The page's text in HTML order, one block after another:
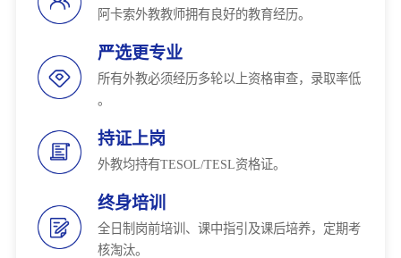
阿卡索外教教师拥有良好的教育经历。
严选更专业
所有外教必须经历多轮以上资格审查，录取率低
。
持证上岗
外教均持有TESOL/TESL资格证。
终身培训
全日制岗前培训、课中指引及课后培养，定期考
核淘汰。